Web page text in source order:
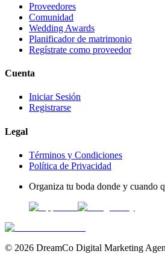
Proveedores
Comunidad
Wedding Awards
Planificador de matrimonio
Regístrate como proveedor
Cuenta
Iniciar Sesión
Registrarse
Legal
Términos y Condiciones
Política de Privacidad
Organiza tu boda donde y cuando
© 2026 DreamCo Digital Marketing